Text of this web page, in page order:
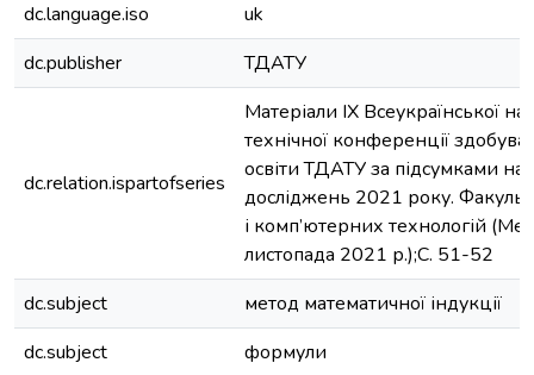
dc.language.iso
uk
dc.publisher
ТДАТУ
dc.relation.ispartofseries
Матеріали ІХ Всеукраїнської
технічної конференції
освіти ТДАТУ за підсумками
досліджень 2021 року.
і комп’ютерних технологій
листопада 2021 р.);С. 51-52
dc.subject
метод математичної індукції
dc.subject
формули